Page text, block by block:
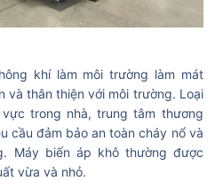
khí làm môi trường làm mát
và thân thiện với môi trường. Loại
trong nhà, trung tâm thương
cầu đảm bảo an toàn cháy nổ và
Máy biến áp khô thường được
vừa và nhỏ.